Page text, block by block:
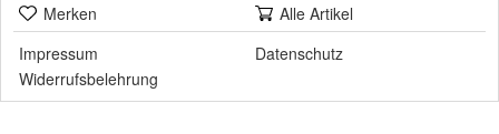
Merken
Alle Artikel
Impressum
Datenschutz
Widerrufsbelehrung